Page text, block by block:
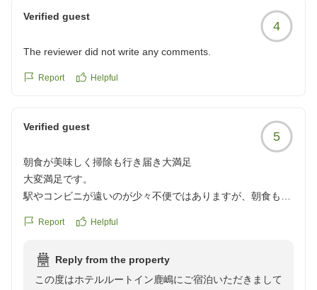
フロントクラーク 小林
Verified guest
4
The reviewer did not write any comments.
Report Helpful
Verified guest
5
朝食が美味しく掃除も行き届き大満足
大変満足です。
駅やコンビニが遠いのが少々不便ではありますが、朝食も美
サービスもさすがルートインというだけあり、不満は一切な
値段が高いのが難点ですが、その価値は十分あると思いま
す。
Report Helpful
Reply from the property
この度はホテルルートイン鹿嶋にご宿泊いただきまして